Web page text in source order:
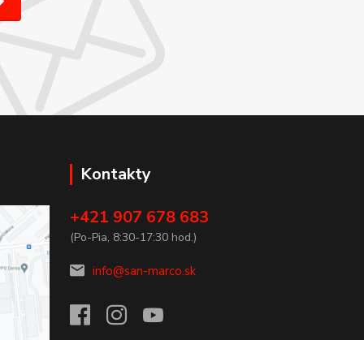
Kontakty
+421 907 678 683
(Po-Pia, 8:30-17:30 hod.)
info@san-marco.sk